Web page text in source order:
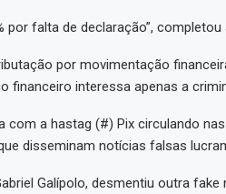
por falta de declaração”, completou
por movimentação
financeiro interessa apenas a
a hastag (#) Pix circulando
disseminam notícias falsas
Galípolo, desmentiu outra fake